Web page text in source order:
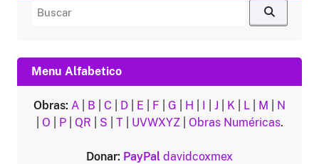
Buscar
Menu Alfabetico
Obras: A B C D E F G H I J K L M
N
O P| QR S T| UVWXYZ| Obras Numéricas.
Donar: PayPal davidcoxmex